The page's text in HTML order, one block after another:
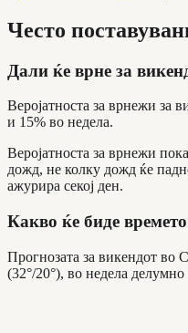
Често
Дали ќе врне за
Веројатноста за врнежи за
и 15% во недела.
Веројатноста за врнежи
дожд, не колку дожд ќе
ажурира секој ден.
Какво ќе биде
Прогнозата за викендот во
(32°/20°), во недела делумно